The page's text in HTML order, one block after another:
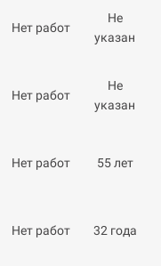
Нет работ
Не
указан
Нет работ
Не
указан
Нет работ 55 лет
Нет работ 32 года